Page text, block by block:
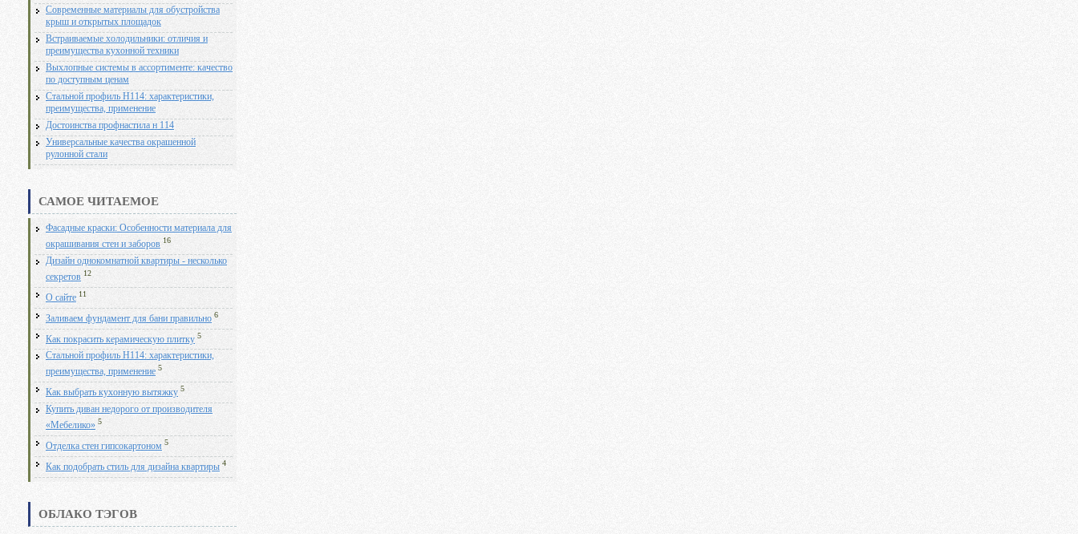
Современные материалы для обустройства
крыш и открытых площадок
Встраиваемые холодильники: отличия и
преимущества кухонной техники
Выхлопные системы в ассортименте: качество
по доступным ценам
Стальной профиль Н114: характеристики,
преимущества, применение
Достоинства профнастила н 114
Универсальные качества окрашенной
рулонной стали
САМОЕ ЧИТАЕМОЕ
Фасадные краски: Особенности материала для
окрашивания стен и заборов 16
Дизайн однокомнатной квартиры - несколько
секретов 12
О сайте 11
Заливаем фундамент для бани правильно 6
Как покрасить керамическую плитку 5
Стальной профиль Н114: характеристики,
преимущества, применение 5
Как выбрать кухонную вытяжку 5
Купить диван недорого от производителя
«Мебелико» 5
Отделка стен гипсокартоном 5
Как подобрать стиль для дизайна квартиры 4
ОБЛАКО ТЭГОВ